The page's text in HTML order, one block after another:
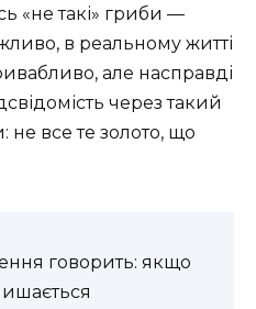
«не такі» гриби —
в реальному житті
але насправді
через такий
все те золото, що
говорить: якщо